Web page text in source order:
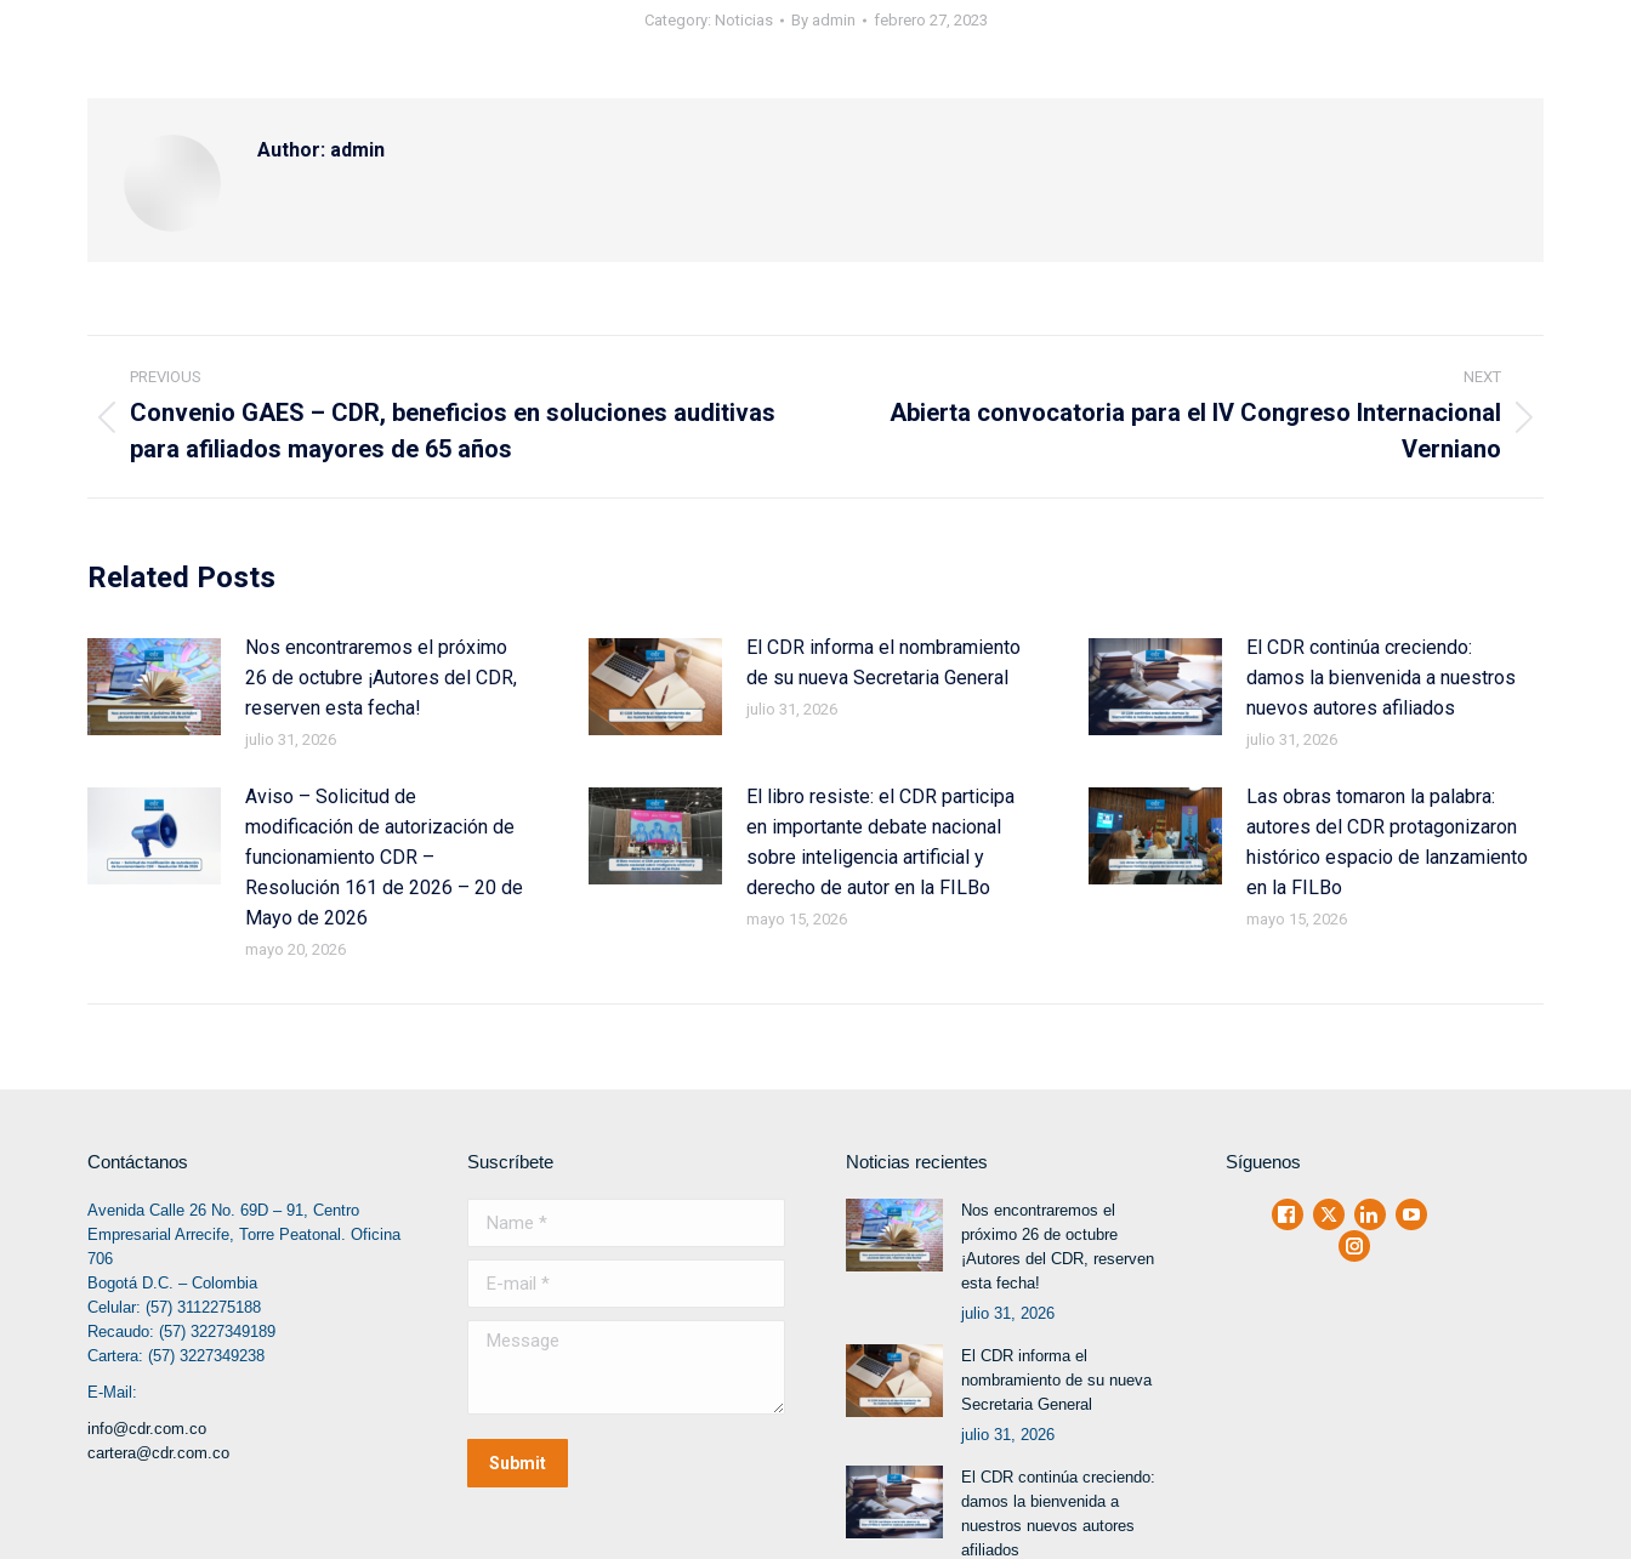
Category: Noticias By admin febrero 27, 2023
Author: admin
navigation
PREVIOUS
post:
Convenio GAES – CDR, beneficios en soluciones auditivas
para afiliados mayores de 65 años
NEXT
Abierta convocatoria para el IV Congreso Internacional
Verniano
Related Posts
Nos encontraremos el próximo
26 de octubre ¡Autores del CDR,
reserven esta fecha!
julio 31, 2026
El CDR informa el nombramiento
de su nueva Secretaria General
julio 31, 2026
El CDR continúa creciendo:
damos la bienvenida a nuestros
nuevos autores afiliados
julio 31, 2026
Aviso – Solicitud de
modificación de autorización de
funcionamiento CDR –
Resolución 161 de 2026 – 20 de
Mayo de 2026
mayo 20, 2026
El libro resiste: el CDR participa
en importante debate nacional
sobre inteligencia artificial y
derecho de autor en la FILBo
mayo 15, 2026
Las obras tomaron la palabra:
autores del CDR protagonizaron
histórico espacio de lanzamiento
en la FILBo
mayo 15, 2026
Contáctanos
Avenida Calle 26 No. 69D – 91, Centro
Empresarial Arrecife, Torre Peatonal. Oficina
706
Bogotá D.C. – Colombia
Celular: (57) 3112275188
Recaudo: (57) 3227349189
Cartera: (57) 3227349238
E-Mail:
info@cdr.com.co
cartera@cdr.com.co
Suscríbete
Message
Submit
Noticias recientes
Nos encontraremos el
próximo 26 de octubre
¡Autores del CDR, reserven
esta fecha!
julio 31, 2026
El CDR informa el
nombramiento de su nueva
Secretaria General
julio 31, 2026
El CDR continúa creciendo:
damos la bienvenida a
nuestros nuevos autores
afiliados
Síguenos
Facebook
X LinkedInYoutube
Instagram